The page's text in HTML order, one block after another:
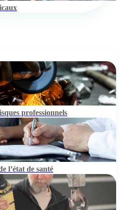
professionnels
l’état de santé